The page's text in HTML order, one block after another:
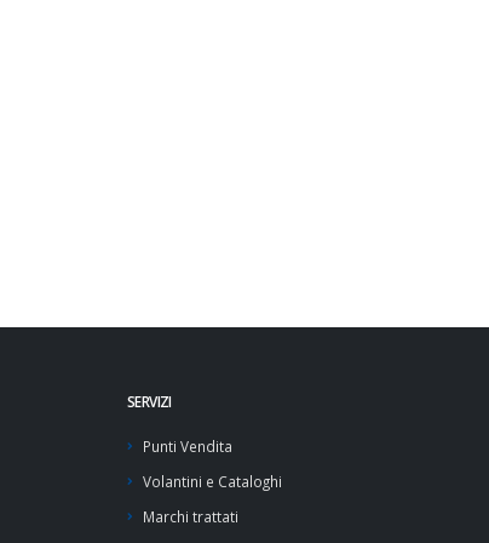
SERVIZI
Punti Vendita
Volantini e Cataloghi
Marchi trattati